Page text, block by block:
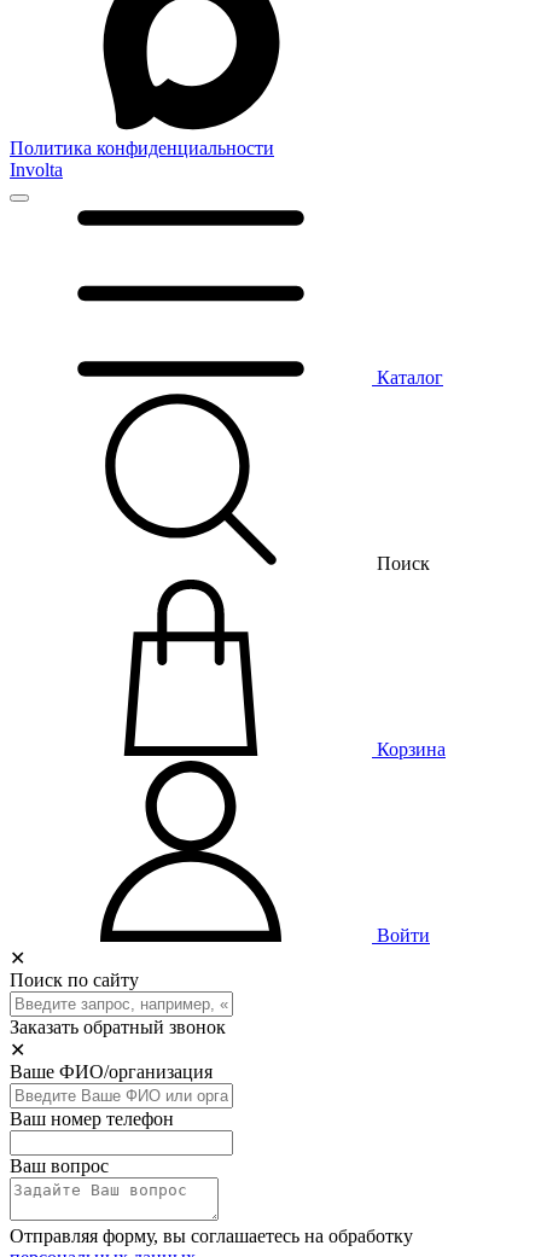
Политика конфиденциальности
Involta
Каталог
Поиск
Корзина
Войти
✕
Поиск по сайту
Заказать обратный звонок
✕
Ваше ФИО/организация
Ваш номер телефон
Ваш вопрос
Отправляя форму, вы соглашаетесь на обработку